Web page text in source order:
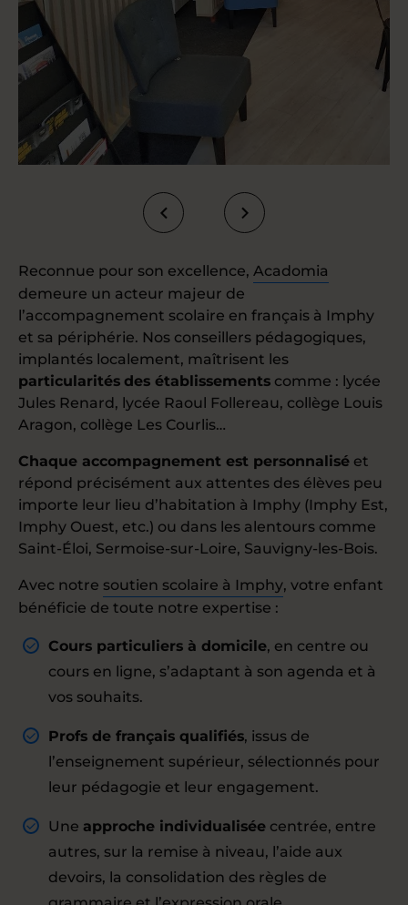
Reconnue pour son excellence, Acadomia
demeure un acteur majeur de
l’accompagnement scolaire en français à Imphy
et sa périphérie. Nos conseillers pédagogiques,
implantés localement, maîtrisent les
particularités des établissements comme : lycée
Jules Renard, lycée Raoul Follereau, collège Louis
Aragon, collège Les Courlis…
Chaque accompagnement est personnalisé et
répond précisément aux attentes des élèves peu
importe leur lieu d’habitation à Imphy (Imphy Est,
Imphy Ouest, etc.) ou dans les alentours comme
Saint-Éloi, Sermoise-sur-Loire, Sauvigny-les-Bois.
Avec notre soutien scolaire à Imphy, votre enfant
bénéficie de toute notre expertise :
Cours particuliers à domicile, en centre ou
cours en ligne, s’adaptant à son agenda et à
vos souhaits.
Profs de français qualifiés, issus de
l’enseignement supérieur, sélectionnés pour
leur pédagogie et leur engagement.
Une approche individualisée centrée, entre
autres, sur la remise à niveau, l’aide aux
devoirs, la consolidation des règles de